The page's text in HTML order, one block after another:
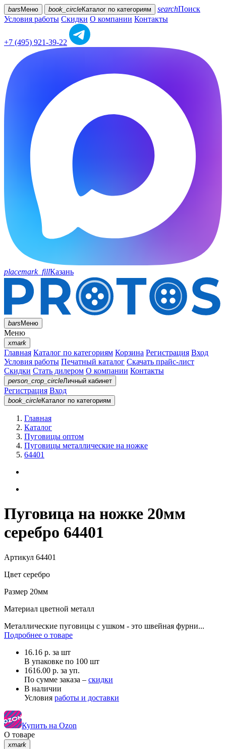
bars Меню book_circleКаталог по категориям searchПоиск
Условия работы Скидки О компании Контакты
+7 (495) 921-39-22
placemark_fillКазань
barsМеню
Меню
xmark
Главная Каталог по категориям Корзина Регистрация Вход
Условия работы Печатный каталог Скачать прайс-лист
Скидки Стать дилером О компании Контакты
person_crop_circleЛичный кабинет
Регистрация Вход
book_circleКаталог по категориям
Главная
Каталог
Пуговицы оптом
Пуговицы металлические на ножке
64401
Пуговица на ножке 20мм
серебро 64401
Артикул 64401
Цвет серебро
Размер 20мм
Материал цветной металл
Металлические пуговицы с ушком - это швейная фурни...
Подробнее о товаре
16.16 р. за шт
В упаковке по 100 шт
1616.00 р. за уп.
По сумме заказа – скидки
В наличии
Условия работы и доставки
Купить на Ozon
О товаре
xmark